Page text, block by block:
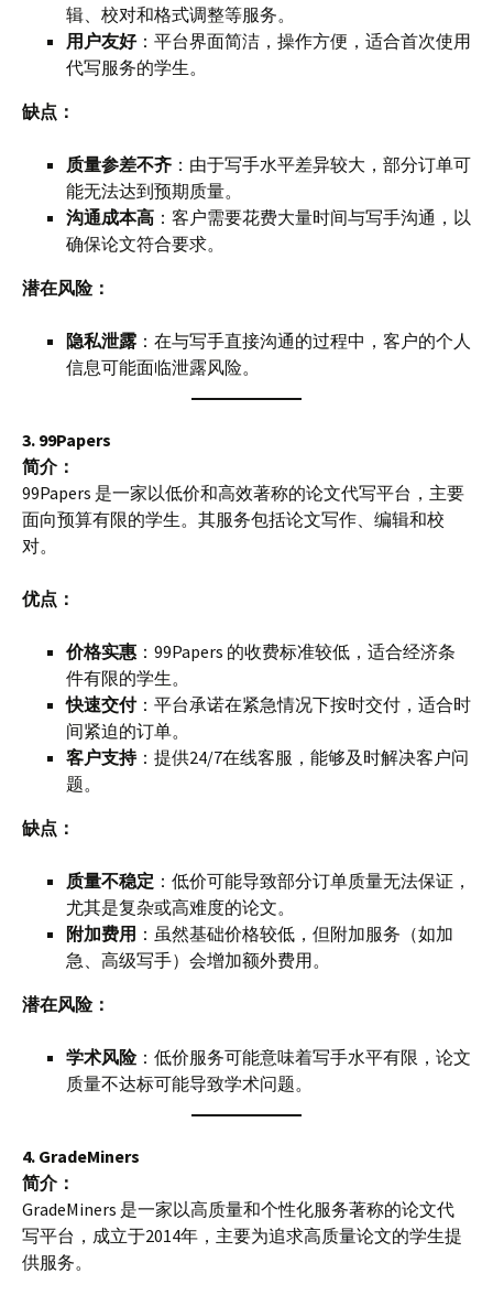
辑、校对和格式调整等服务。
用户友好：平台界面简洁，操作方便，适合首次使用
代写服务的学生。
缺点：
质量参差不齐 ：由于写手水平差异较大，部分订单可
能无法达到预期质量。
沟通成本高 ：客户需要花费大量时间与写手沟通，以
确保论文符合要求。
潜在风险：
隐私泄露 ：在与写手直接沟通的过程中，客户的个人
信息可能面临泄露风险。
3. 99Papers
简介：
99Papers 是一家以低价和高效著称的论文代写平台，主要
面向预算有限的学生。其服务包括论文写作、编辑和校
对。
优点：
价格实惠 ：99Papers 的收费标准较低，适合经济条
件有限的学生。
快速交付：平台承诺在紧急情况下按时交付，适合时
间紧迫的订单。
客户支持：提供24/7在线客服，能够及时解决客户问
题。
缺点：
质量不稳定 ：低价可能导致部分订单质量无法保证，
尤其是复杂或高难度的论文。
附加费用 ：虽然基础价格较低，但附加服务（如加
急、高级写手）会增加额外费用。
潜在风险：
学术风险：低价服务可能意味着写手水平有限，论文
质量不达标可能导致学术问题。
4. GradeMiners
简介：
GradeMiners 是一家以高质量和个性化服务著称的论文代
写平台，成立于2014年，主要为追求高质量论文的学生提
供服务。